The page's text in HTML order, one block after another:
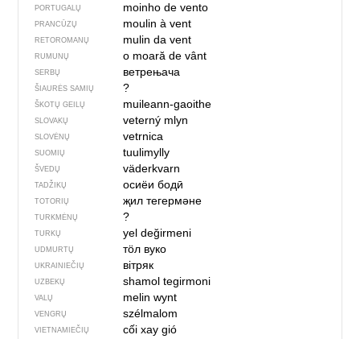
PORTUGALŲ moinho de vento
PRANCŪZŲ moulin à vent
RETOROMANŲ mulin da vent
RUMUNŲ o moară de vânt
SERBŲ ветрењача
ŠIAURĖS SAMIŲ ?
ŠKOTŲ GEILŲ muileann-gaoithe
SLOVAKŲ veterný mlyn
SLOVĖNŲ vetrnica
SUOMIŲ tuulimylly
ŠVEDŲ väderkvarn
TADŽIKŲ осиёи бодӣ
TOTORIŲ җил тегермәне
TURKMĖNŲ ?
TURKŲ yel değirmeni
UDMURTŲ тӧл вуко
UKRAINIEČIŲ вітряк
UZBEKŲ shamol tegirmoni
VALŲ melin wynt
VENGRŲ szélmalom
VIETNAMIEČIŲ cối xay gió